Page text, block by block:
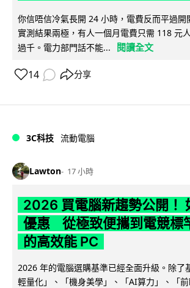
你信唔信冷氣長開 24 小時，電費反而平過開
實測結果兩極，有人一個月電費只需 118 元
過千。電力部門話不能...
閱讀全文
14 分享
3C科技 流動電腦
Lawton 17 小時
2026 買電腦新趨勢公開！
優惠 從極致便攜到電競標
的高效能 PC
2026 年的電腦選購基準已經全面升級。除了
輕量化」、「機身美學」、「AI算力」、「